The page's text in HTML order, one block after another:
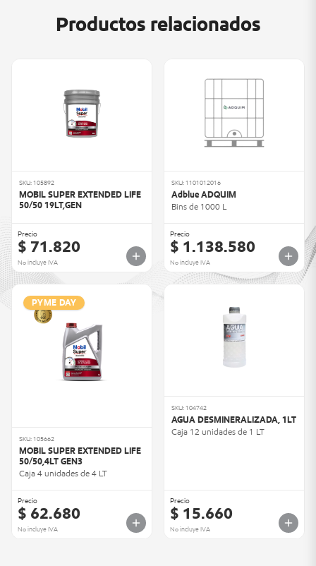
Productos relacionados
SKU: 105892
MOBIL SUPER EXTENDED LIFE
50/50 19LT,GEN
Precio
$ 71.820
No incluye IVA
SKU: 1101012016
Adblue ADQUIM
Bins de 1000 L
Precio
$ 1.138.580
No incluye IVA
PYME DAY
SKU: 105662
MOBIL SUPER EXTENDED LIFE
50/50,4LT GEN3
Caja 4 unidades de 4 LT
Precio
$ 62.680
No incluye IVA
SKU: 104742
AGUA DESMINERALIZADA, 1LT
Caja 12 unidades de 1 LT
Precio
$ 15.660
No incluye IVA